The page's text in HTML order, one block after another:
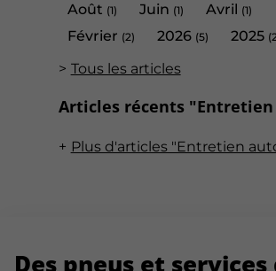
Août (1) Juin (1) Avril (1)
Février (2) 2026 (5) 2025
Tous les articles
Articles récents
Plus d'articles "Entretien
Des pneus et services